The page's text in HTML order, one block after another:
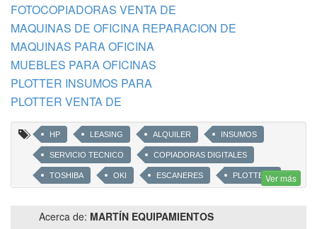
FOTOCOPIADORAS VENTA DE
MAQUINAS DE OFICINA REPARACION DE
MAQUINAS PARA OFICINA
MUEBLES PARA OFICINAS
PLOTTER INSUMOS PARA
PLOTTER VENTA DE
HP LEASING ALQUILER INSUMOS
SERVICIO TECNICO COPIADORAS DIGITALES
TOSHIBA OKI ESCANERES PLOTTERS
IMPRESORAS MULTIFUNCION
Ver más
Acerca de: MARTÍN EQUIPAMIENTOS